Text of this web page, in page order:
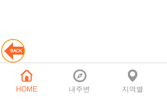
HOME 내주변 지역별